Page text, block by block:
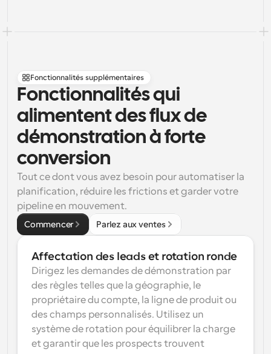
Fonctionnalités supplémentaires
Fonctionnalités qui
alimentent des flux de
démonstration à forte
conversion
Tout ce dont vous avez besoin pour automatiser la
planification, réduire les frictions et garder votre
pipeline en mouvement.
Commencer Parlez aux ventes
Affectation des leads et rotation ronde
Dirigez les demandes de démonstration par
des règles telles que la géographie, le
propriétaire du compte, la ligne de produit ou
des champs personnalisés. Utilisez un
système de rotation pour équilibrer la charge
et garantir que les prospects trouvent